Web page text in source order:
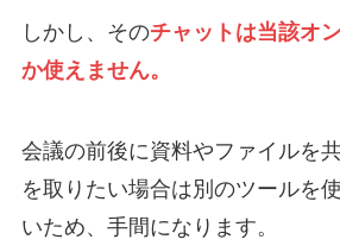
しかし、そのチャットは当該オ
か使えません。
会議の前後に資料やファイルを
を取りたい場合は別のツールを
いため、手間になります。